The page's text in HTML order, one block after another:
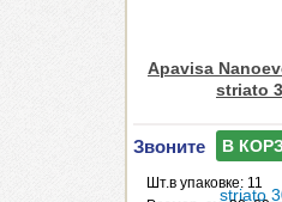
Apavisa
striato
Звоните В
Шт.в упаковке: 11